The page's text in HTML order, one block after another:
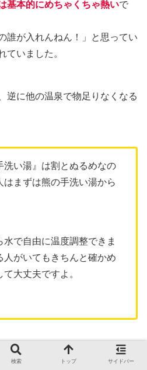
基本的にめちゃくちゃ熱いで
誰が入れんねん！」と思ってい
ていました。
逆に他の温泉で物足りなくなる
洗い湯』は割とぬるめなの
はまずは熊の手洗い湯から
で自由に温度調整できま
人がいてもきちんと確かめ
大丈夫ですよ。
検索 トップ サイドバー